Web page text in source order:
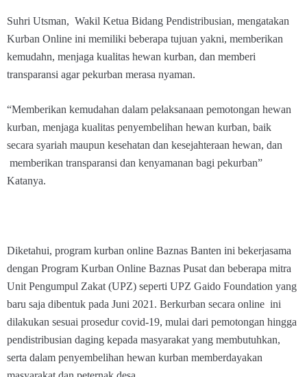
Suhri Utsman, Wakil Ketua Bidang Pendistribusian, mengatakan
Kurban Online ini memiliki beberapa tujuan yakni, memberikan
kemudahn, menjaga kualitas hewan kurban, dan memberi
transparansi agar pekurban merasa nyaman.
“Memberikan kemudahan dalam pelaksanaan pemotongan hewan
kurban, menjaga kualitas penyembelihan hewan kurban, baik
secara syariah maupun kesehatan dan kesejahteraan hewan, dan
memberikan transparansi dan kenyamanan bagi pekurban”
Katanya.
Diketahui, program kurban online Baznas Banten ini bekerjasama
dengan Program Kurban Online Baznas Pusat dan beberapa mitra
Unit Pengumpul Zakat (UPZ) seperti UPZ Gaido Foundation yang
baru saja dibentuk pada Juni 2021. Berkurban secara online ini
dilakukan sesuai prosedur covid-19, mulai dari pemotongan hingga
pendistribusian daging kepada masyarakat yang membutuhkan,
serta dalam penyembelihan hewan kurban memberdayakan